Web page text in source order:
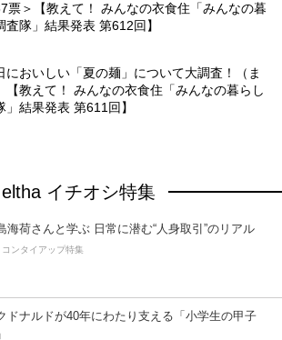
票＞【教えて！ みんなの衣食住「みんなの暮
査隊」結果発表 第612回】
においしい「夏の麺」について大調査！（ま
【教えて！ みんなの衣食住「みんなの暮らし
」結果発表 第611回】
eltha イチオシ特集
海荷さんと学ぶ 日常に潜む“人身取引”のリアル
コンタイアップ特集
ドナルドが40年にわたり支える「小学生の甲子